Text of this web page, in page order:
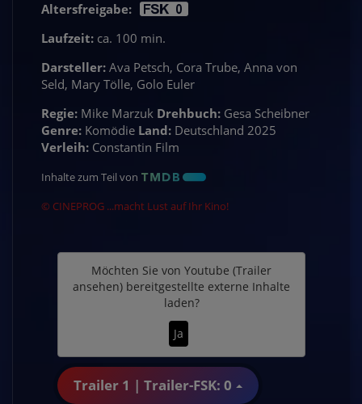
Altersfreigabe:
Laufzeit: ca. 100 min.
Darsteller: Ava Petsch, Cora Trube, Anna von
Seld, Mary Tölle, Golo Euler
Regie: Mike Marzuk Drehbuch: Gesa Scheibner
Genre: Komödie Land: Deutschland 2025
Verleih: Constantin Film
Inhalte zum Teil von
© CINEPROG ...macht Lust auf Ihr Kino!
Möchten Sie von Youtube (Trailer
ansehen) bereitgestellte externe Inhalte
laden?
Ja
Trailer 1 | Trailer-FSK: 0